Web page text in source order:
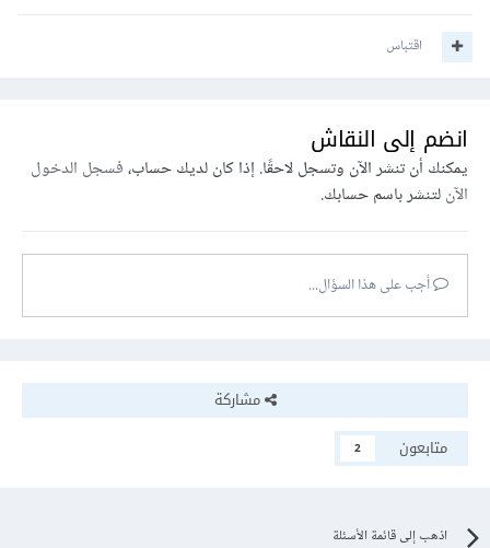
اقتباس
انضم إلى النقاش
يمكنك أن تنشر الآن وتسجل لاحقًا. إذا كان لديك حساب،فسجل الدخول
الآنلتنشر باسم حسابك.
أجب على هذا السؤال...
مشاركة
متابعون
2
اذهب إلى قائمة الأسئلة